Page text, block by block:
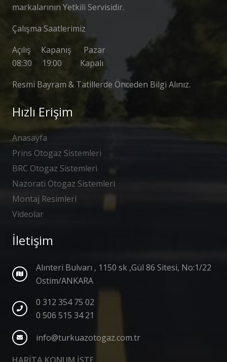
markalarının Yetkili Servisidir.
Çalışma Saatlerimiz
Açılış Kapanış Pazar
08:30 19:00 Kapalı
Resmi Bayram & Tatillerde Önceden Bilgi Alınız.
Hızlı Erişim
Anasayfa
Prins Otogaz Sistemleri
BRC Otogaz Sistemleri
Nazorati Otogaz Sistemleri
Montaj Resimleri
Videolar
İletişim
Alınteri Bulvarı , 1150 sk ,Gül 86 Sitesi, No:1/22
Ostim/ANKARA
0 312 354 75 02
0 506 515 34 21
info@turkuazotogaz.com.tr